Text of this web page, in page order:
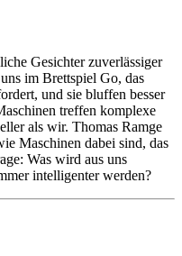
Gesichter zuverlässiger
im Brettspiel Go, das
und sie bluffen besser
treffen komplexe
als wir. Thomas Ramge
Maschinen dabei sind, das
Was wird aus uns
intelligenter werden?